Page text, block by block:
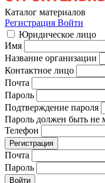
Каталог материалов
Регистрация Войти
Юридическое лицо
Имя
Название организации
Контактное лицо
Почта
Пароль
Подтверждение пароля
Пароль должен быть не
Телефон
Почта
Пароль